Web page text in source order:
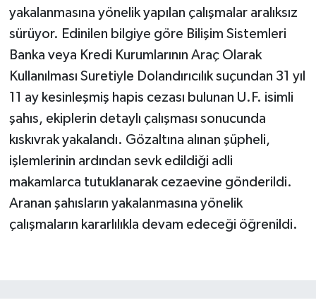
yakalanmasına yönelik yapılan çalışmalar aralıksız
sürüyor. Edinilen bilgiye göre Bilişim Sistemleri
Banka veya Kredi Kurumlarının Araç Olarak
Kullanılması Suretiyle Dolandırıcılık suçundan 31 yıl
11 ay kesinleşmiş hapis cezası bulunan U.F. isimli
şahıs, ekiplerin detaylı çalışması sonucunda
kıskıvrak yakalandı. Gözaltına alınan şüpheli,
işlemlerinin ardından sevk edildiği adli
makamlarca tutuklanarak cezaevine gönderildi.
Aranan şahısların yakalanmasına yönelik
çalışmaların kararlılıkla devam edeceği öğrenildi.